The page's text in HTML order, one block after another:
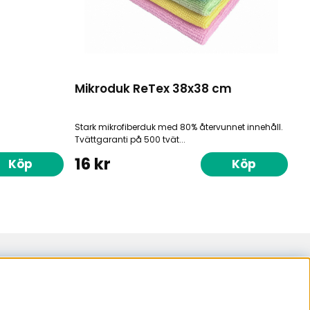
Köp
Mikroduk ReTex 38x38 cm
Stark mikrofiberduk med 80% återvunnet innehåll.
Tvättgaranti på 500 tvät...
16 kr Köp